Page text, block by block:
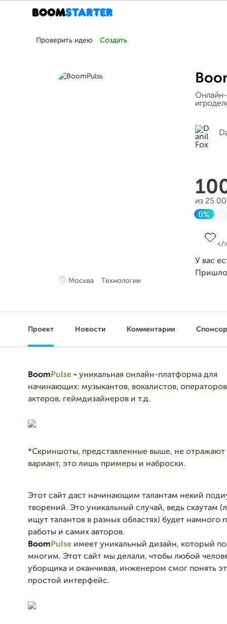
Проверить идею Создать
Москва Технологии
из 25
0%
У вас
Проект Новости Комментарии
Boom Pulse - уникальная онлайн-платформа для
начинающих: музыкантов, вокалистов,
актеров, геймдизайнеров и т.д.
*Скриншоты, представленные выше, не отражают
вариант, это лишь примеры и наброски.
Этот сайт даст начинающим талантам некий
творений. Это уникальный случай, ведь скаутам
ищут талантов в разных областях) будет намного
работы и самих авторов.
Boom Pulse имеет уникальный дизайн, который
многим. Этот сайт мы делали, чтобы любой
уборщика и оканчивая, инженером смог понять
простой интерфейс.